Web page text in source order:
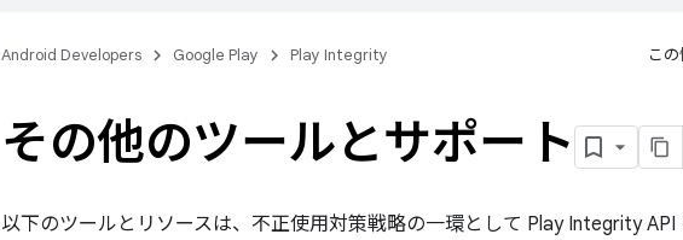
Android Developers Google Play Play Integrity こ
その他のツールとサポート
以下のツールとリソースは、不正使用対策戦略の一環として Play Integrity